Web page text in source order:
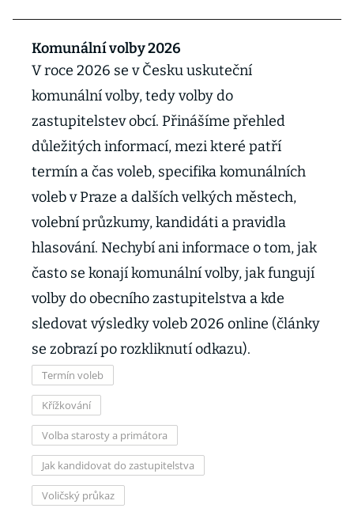
Komunální volby 2026
V roce 2026 se v Česku uskuteční
komunální volby, tedy volby do
zastupitelstev obcí. Přinášíme přehled
důležitých informací, mezi které patří
termín a čas voleb, specifika komunálních
voleb v Praze a dalších velkých městech,
volební průzkumy, kandidáti a pravidla
hlasování. Nechybí ani informace o tom, jak
často se konají komunální volby, jak fungují
volby do obecního zastupitelstva a kde
sledovat výsledky voleb 2026 online (články
se zobrazí po rozkliknutí odkazu).
Termín voleb
Křížkování
Volba starosty a primátora
Jak kandidovat do zastupitelstva
Voličský průkaz